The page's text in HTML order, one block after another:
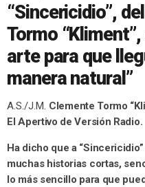
“Sincericidio”,
Tormo
arte para que
manera natural”
A.S./J.M. Clemente Tormo
El Apertivo de Versión Radio.
Ha dicho que a
muchas historias cortas,
lo más sencillo para que